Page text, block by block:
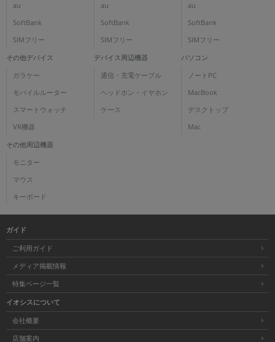
au
SoftBank
SIMフリー
au
SoftBank
SIMフリー
au
SoftBank
SIMフリー
その他デバイス
ガラケー
モバイルルーター
スマートウォッチ
VR機器
デバイス周辺機器
通信・充電ケーブル
ヘッドホン・イヤホン
ケース
パソコン
ノートPC
MacBook
デスクトップ
Mac
その他周辺機器
モニター
マウス
キーボード
ガイド
ご利用ガイド
メディア掲載情報
特集ページ一覧
イオシスについて
会社概要
店舗案内